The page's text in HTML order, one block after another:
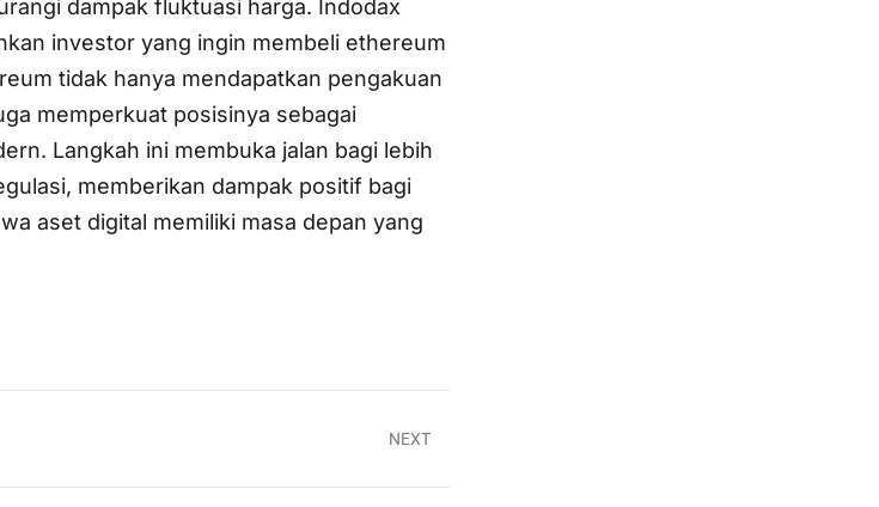
dampak fluktuasi harga. Indodax
investor yang ingin membeli ethereum
tidak hanya mendapatkan pengakuan
memperkuat posisinya sebagai
Langkah ini membuka jalan bagi lebih
memberikan dampak positif bagi
aset digital memiliki masa depan yang
NEXT